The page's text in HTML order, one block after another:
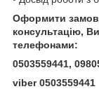
Оформити
консультацію,
телефонами:
0503559441,
viber 0503559441